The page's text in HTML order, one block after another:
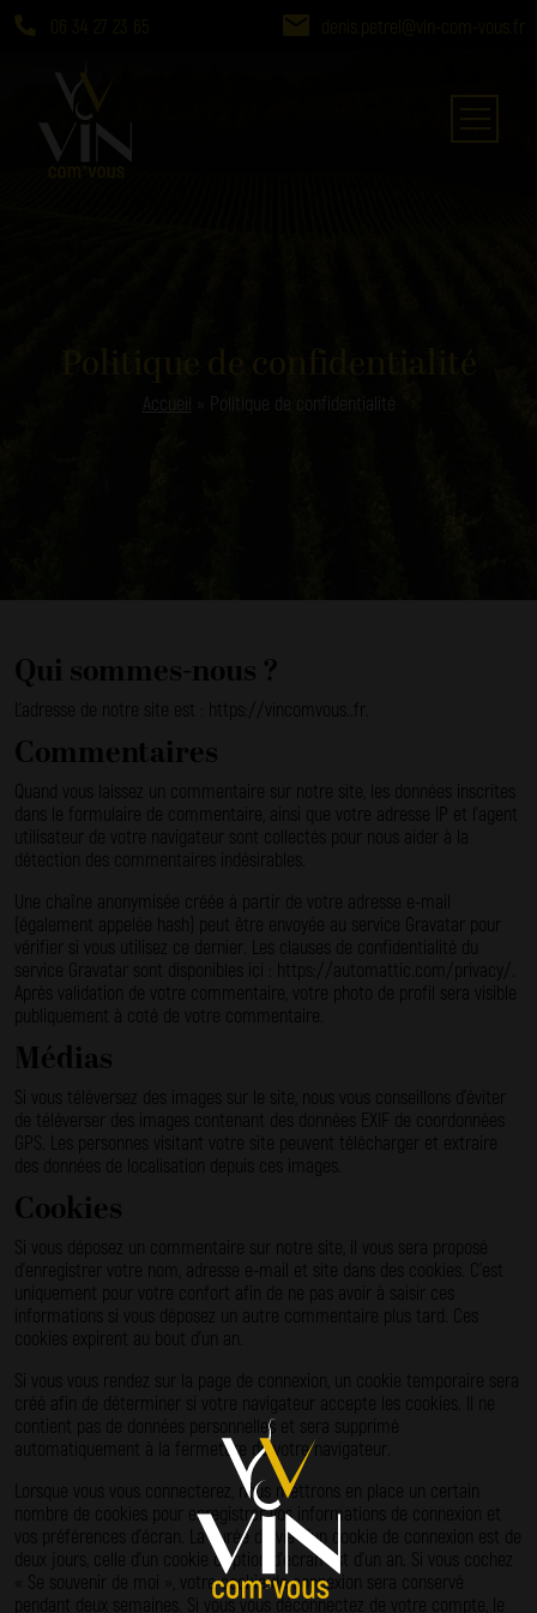
Accueil Politique de confidentialité
Qui sommes-nous ?
L’adresse de notre site est : https://vincomvous..fr.
Commentaires
Quand vous laissez un commentaire sur notre site, les données inscrites
dans le formulaire de commentaire, ainsi que votre adresse IP et l’agent
utilisateur de votre navigateur sont collectés pour nous aider à la
détection des commentaires indésirables.
Une chaîne anonymisée créée à partir de votre adresse e-mail
(également appelée hash) peut être envoyée au service Gravatar pour
vérifier si vous utilisez ce dernier. Les clauses de confidentialité du
service Gravatar sont disponibles ici : https://automattic.com/privacy/.
Après validation de votre commentaire, votre photo de profil sera visible
publiquement à coté de votre commentaire.
Médias
Si vous téléversez des images sur le site, nous vous conseillons d’éviter
de téléverser des images contenant des données EXIF de coordonnées
GPS. Les personnes visitant votre site peuvent télécharger et extraire
des données de localisation depuis ces images.
Cookies
Si vous déposez un commentaire sur notre site, il vous sera proposé
d’enregistrer votre nom, adresse e-mail et site dans des cookies. C’est
uniquement pour votre confort afin de ne pas avoir à saisir ces
informations si vous déposez un autre commentaire plus tard. Ces
cookies expirent au bout d’un an.
Si vous vous rendez sur la page de connexion, un cookie temporaire sera
créé afin de déterminer si votre navigateur accepte les cookies. Il ne
contient pas de données personnelles et sera supprimé
automatiquement à la fermeture de votre navigateur.
Lorsque vous vous connecterez, nous mettrons en place un certain
nombre de cookies pour enregistrer vos informations de connexion et
vos préférences d’écran. La durée de vie d’un cookie de connexion est de
deux jours, celle d’un cookie d’option d’écran est d’un an. Si vous cochez
« Se souvenir de moi », votre cookie de connexion sera conservé
pendant deux semaines. Si vous vous déconnectez de votre compte, le